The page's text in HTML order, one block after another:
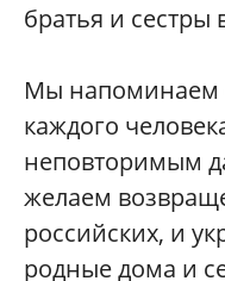
братья и сестры
Мы напоминаем
каждого
неповторимым
желаем
российских, и
родные дома и